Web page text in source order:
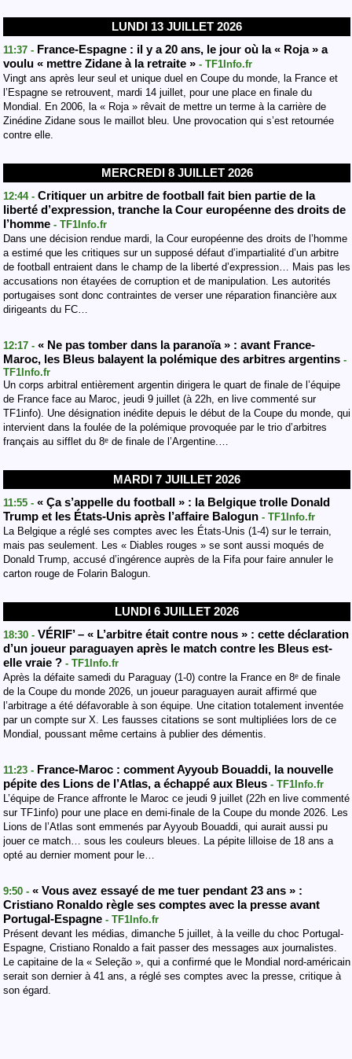
LUNDI 13 JUILLET 2026
11:37 - France-Espagne : il y a 20 ans, le jour où la « Roja » a
voulu « mettre Zidane à la retraite » - TF1Info.fr
Vingt ans après leur seul et unique duel en Coupe du monde, la France et
l’Espagne se retrouvent, mardi 14 juillet, pour une place en finale du
Mondial. En 2006, la « Roja » rêvait de mettre un terme à la carrière de
Zinédine Zidane sous le maillot bleu. Une provocation qui s’est retournée
contre elle.
MERCREDI 8 JUILLET 2026
12:44 - Critiquer un arbitre de football fait bien partie de la
liberté d’expression, tranche la Cour européenne des droits de
l’homme - TF1Info.fr
Dans une décision rendue mardi, la Cour européenne des droits de l’homme
a estimé que les critiques sur un supposé défaut d’impartialité d’un arbitre
de football entraient dans le champ de la liberté d’expression… Mais pas les
accusations non étayées de corruption et de manipulation. Les autorités
portugaises sont donc contraintes de verser une réparation financière aux
dirigeants du FC…
12:17 - « Ne pas tomber dans la paranoïa » : avant France-
Maroc, les Bleus balayent la polémique des arbitres argentins -
TF1Info.fr
Un corps arbitral entièrement argentin dirigera le quart de finale de l’équipe
de France face au Maroc, jeudi 9 juillet (à 22h, en live commenté sur
TF1info). Une désignation inédite depuis le début de la Coupe du monde, qui
intervient dans la foulée de la polémique provoquée par le trio d’arbitres
français au sifflet du 8ᵉ de finale de l’Argentine.…
MARDI 7 JUILLET 2026
11:55 - « Ça s’appelle du football » : la Belgique trolle Donald
Trump et les États-Unis après l’affaire Balogun - TF1Info.fr
La Belgique a réglé ses comptes avec les États-Unis (1-4) sur le terrain,
mais pas seulement. Les « Diables rouges » se sont aussi moqués de
Donald Trump, accusé d’ingérence auprès de la Fifa pour faire annuler le
carton rouge de Folarin Balogun.
LUNDI 6 JUILLET 2026
18:30 - VÉRIF’ – « L’arbitre était contre nous » : cette déclaration
d’un joueur paraguayen après le match contre les Bleus est-
elle vraie ? - TF1Info.fr
Après la défaite samedi du Paraguay (1-0) contre la France en 8ᵉ de finale
de la Coupe du monde 2026, un joueur paraguayen aurait affirmé que
l’arbitrage a été défavorable à son équipe. Une citation totalement inventée
par un compte sur X. Les fausses citations se sont multipliées lors de ce
Mondial, poussant même certains à publier des démentis.
11:23 - France-Maroc : comment Ayyoub Bouaddi, la nouvelle
pépite des Lions de l’Atlas, a échappé aux Bleus - TF1Info.fr
L’équipe de France affronte le Maroc ce jeudi 9 juillet (22h en live commenté
sur TF1info) pour une place en demi-finale de la Coupe du monde 2026. Les
Lions de l’Atlas sont emmenés par Ayyoub Bouaddi, qui aurait aussi pu
jouer ce match… sous les couleurs bleues. La pépite lilloise de 18 ans a
opté au dernier moment pour le…
9:50 - « Vous avez essayé de me tuer pendant 23 ans » :
Cristiano Ronaldo règle ses comptes avec la presse avant
Portugal-Espagne - TF1Info.fr
Présent devant les médias, dimanche 5 juillet, à la veille du choc Portugal-
Espagne, Cristiano Ronaldo a fait passer des messages aux journalistes.
Le capitaine de la « Seleção », qui a confirmé que le Mondial nord-américain
serait son dernier à 41 ans, a réglé ses comptes avec la presse, critique à
son égard.